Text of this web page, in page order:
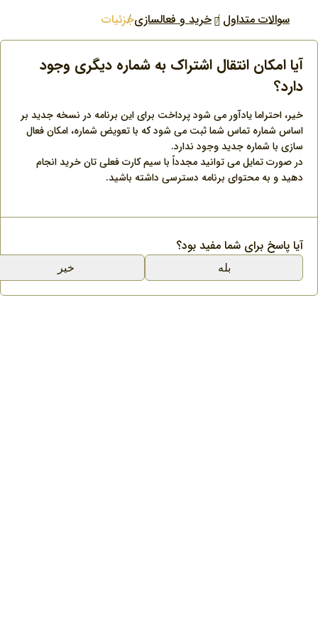
سوالات متداول خرید و فعالسازیجزئیات
آیا امکان انتقال اشتراک به شماره دیگری وجود
دارد؟
خیر، احتراما يادآور می شود پرداخت برای اين برنامه در نسخه جدید بر
اساس شماره تماس شما ثبت می شود که با تعویض شماره، امکان فعال
سازی با شماره جدید وجود ندارد.
در صورت تمایل می توانید مجدداً با سیم کارت فعلی تان خرید انجام
دهید و به محتوای برنامه دسترسی داشته باشید.
آیا پاسخ برای شما مفید بود؟
بله خیر